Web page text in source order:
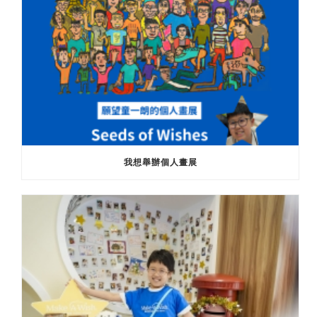
我想舉辦個人畫展